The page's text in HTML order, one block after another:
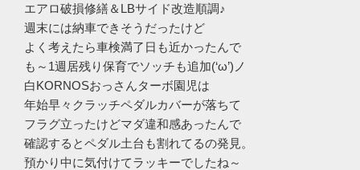
エアロ破損修繕＆LBサイド改造順調♪
週末には納車できそうだったけど
よく考えたら車検満了日も近かったんで
も～1週居残り保育でソッチも追加(‘ω’)ノ
白KORNOSおっさんターボ園児は
年始早々クラッチペダルカバーが落ちて
フラグ立ったけどマダ違和感あったんで
確認するとペダル土台も割れてるの発見。
預かり中に気付けてラッキーでしたね～